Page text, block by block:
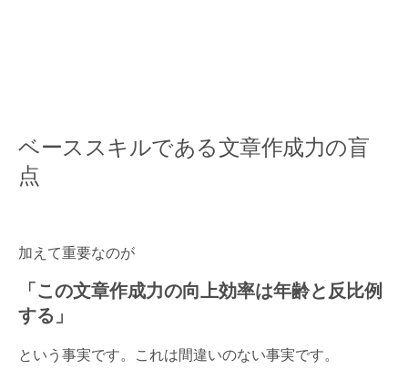
ベーススキルである文章作成力の盲
点
加えて重要なのが
「この文章作成力の向上効率は年齢と反比例
する」
という事実です。これは間違いのない事実です。